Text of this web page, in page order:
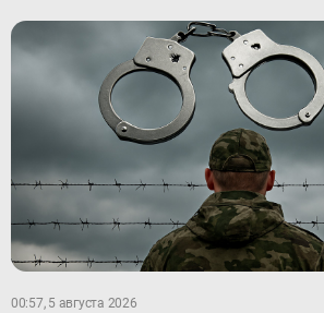
00:57, 5 августа 2026